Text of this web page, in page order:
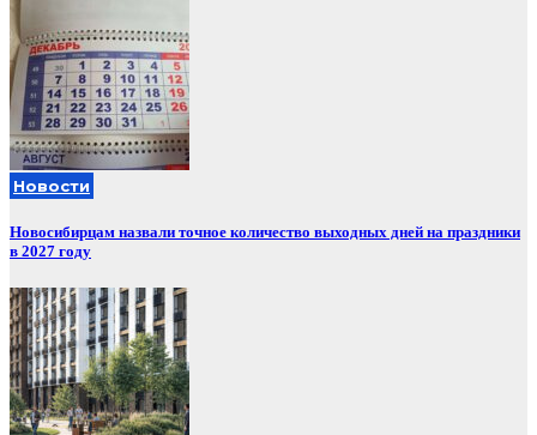
Новости
Новосибирцам назвали точное количество выходных дней на праздники
в 2027 году